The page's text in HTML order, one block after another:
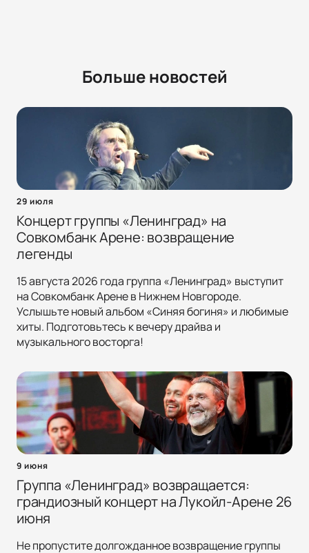
Больше новостей
29 июля
Концерт группы «Ленинград» на
Совкомбанк Арене: возвращение
легенды
15 августа 2026 года группа «Ленинград» выступит
на Совкомбанк Арене в Нижнем Новгороде.
Услышьте новый альбом «Синяя богиня» и любимые
хиты. Подготовьтесь к вечеру драйва и
музыкального восторга!
9 июня
Группа «Ленинград» возвращается:
грандиозный концерт на Лукойл-Арене 26
июня
Не пропустите долгожданное возвращение группы